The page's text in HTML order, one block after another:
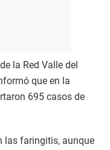
la Red Valle del
que en la
695 casos de
las faringitis, aunque